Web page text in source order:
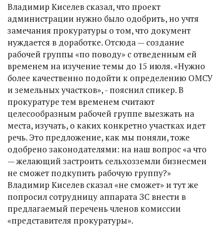
Владимир Киселев сказал, что проект
администрации нужно было одобрить, но учтя
замечания прокуратуры о том, что документ
нуждается в доработке. Отсюда — создание
рабочей группы «по поводу» с отведенным ей
временем на изучение темы до 15 июля. «Нужно
более качественно подойти к определению ОМСУ
и земельных участков», - пояснил спикер. В
прокуратуре тем временем считают
целесообразным рабочей группе выезжать на
места, изучать, о каких конкретно участках идет
речь. Это предложение, как мы поняли, тоже
одобрено законодателями: на наш вопрос «а что
— желающий застроить сельхозземли бизнесмен
не сможет подкупить рабочую группу?»
Владимир Киселев сказал «не сможет» и тут же
попросил сотрудницу аппарата ЗС внести в
предлагаемый перечень членов комиссии
«представителя прокуратуры».